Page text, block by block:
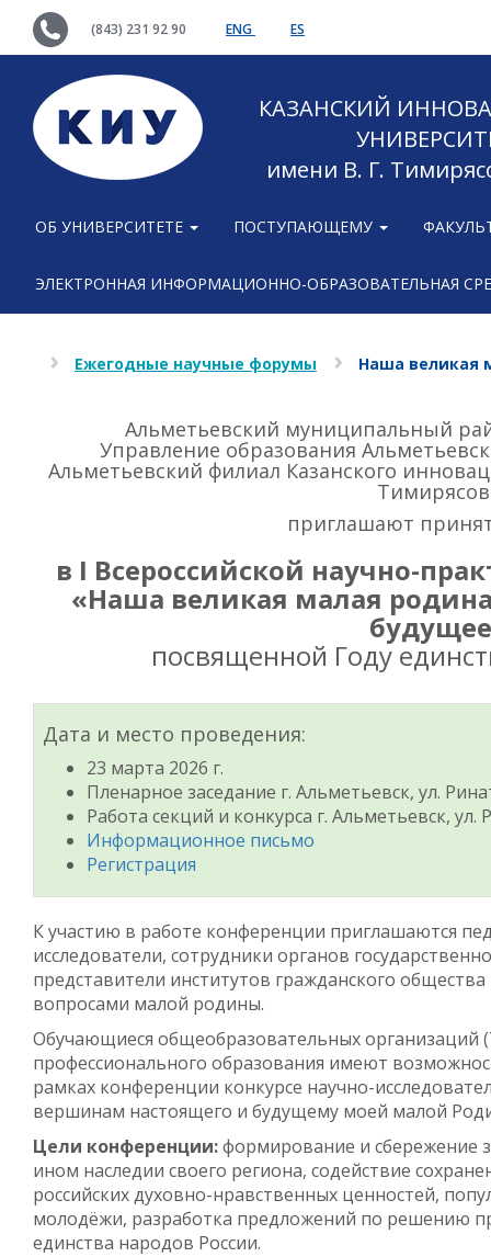
(843) 231 92 90 ENG ES
КАЗАНСКИЙ
имени В. Г.
ОБ УНИВЕРСИТЕТЕ ПОСТУПАЮЩЕМУ
ЭЛЕКТРОННАЯ ИНФОРМАЦИОННО-ОБРАЗОВАТЕЛЬНАЯ
Ежегодные научные форумы Наша великая
Альметьевский муниципальный
Управление образования
Альметьевский филиал Казанского
приглашают
в I Всероссийской научно-
«Наша великая малая
посвященной Году
Дата и место проведения:
23 марта 2026 г.
Пленарное заседание г. Альметьевск, ул.
Работа секций и конкурса г. Альметьевск, ул.
Информационное письмо
Регистрация
К участию в работе конференции приглашаются
исследователи, сотрудники органов
представители институтов гражданского
вопросами малой родины.
Обучающиеся общеобразовательных организаций
профессионального образования имеют
рамках конференции конкурсе научно-
вершинам настоящего и будущему моей малой
Цели конференции:формирование и сбережение
ином наследии своего региона, содействие
российских духовно-нравственных ценностей,
молодёжи, разработка предложений по решению
единства народов России.